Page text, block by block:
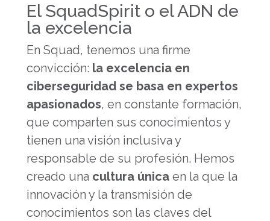
El SquadSpirit o el ADN de
la excelencia
En Squad, tenemos una firme
convicción: la excelencia en
ciberseguridad se basa en expertos
apasionados, en constante formación,
que comparten sus conocimientos y
tienen una visión inclusiva y
responsable de su profesión. Hemos
creado una cultura única en la que la
innovación y la transmisión de
conocimientos son las claves del